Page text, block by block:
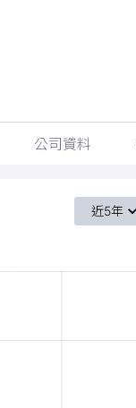
公司資料
近5年